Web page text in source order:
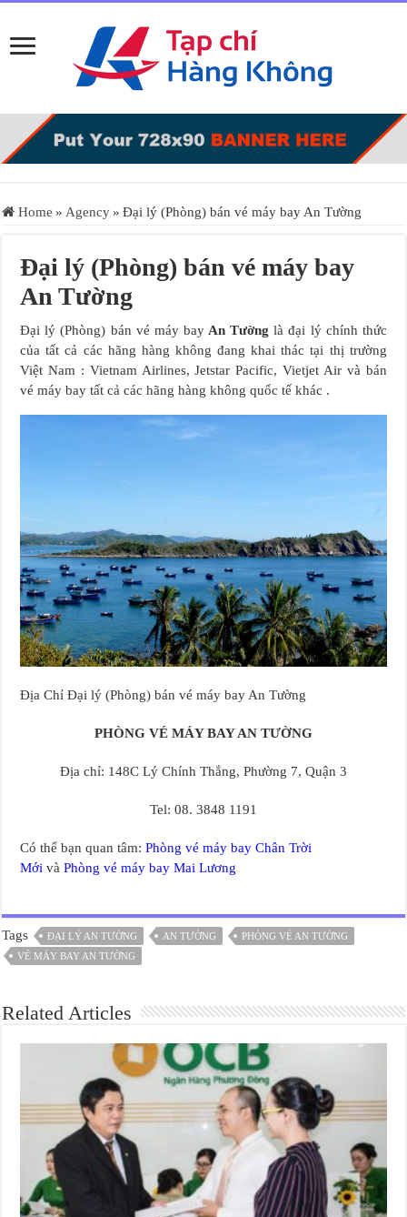
Home » Agency » Đại lý (Phòng) bán vé máy bay An Tường
Đại lý (Phòng) bán vé máy bay
An Tường
Đại lý (Phòng) bán vé máy bayAn Tường là đại lý chính thức
của tất cả các hãng hàng không đang khai thác tại thị trường
Việt Nam : Vietnam Airlines, Jetstar Pacific, Vietjet Air và bán
vé máy bay tất cả các hãng hàng không quốc tế khác .
Địa Chỉ Đại lý (Phòng) bán vé máy bay An Tường
PHÒNG VÉ MÁY BAY AN TƯỜNG
Địa chỉ: 148C Lý Chính Thắng, Phường 7, Quận 3
Tel: 08. 3848 1191
Có thể bạn quan tâm:Phòng vé máy bay Chân Trời
MớivàPhòng vé máy bay Mai Lương
Tags ĐẠI LÝ AN TƯỜNG AN TƯỜNG
PHÒNG VÉ AN TƯỜNG
VÉ MÁY BAY AN TƯỜNG
Related Articles